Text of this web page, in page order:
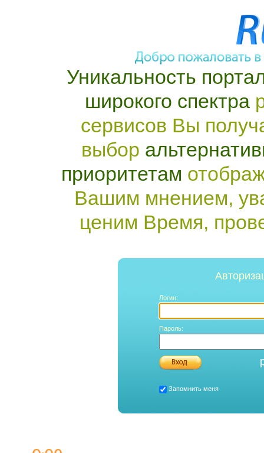
Уникальность
широкого спектра
сервисов Вы
выбор
приоритетам
Вашим мнением,
ценим Время,
Логин:
Пароль:
Запомнить меня